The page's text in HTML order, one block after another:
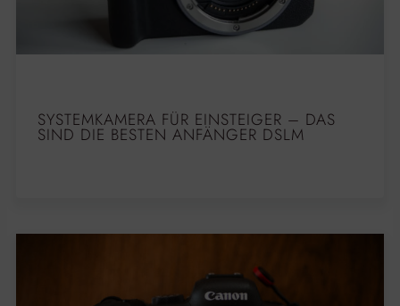
SYSTEMKAMERA FÜR EINSTEIGER – DAS
SIND DIE BESTEN ANFÄNGER DSLM